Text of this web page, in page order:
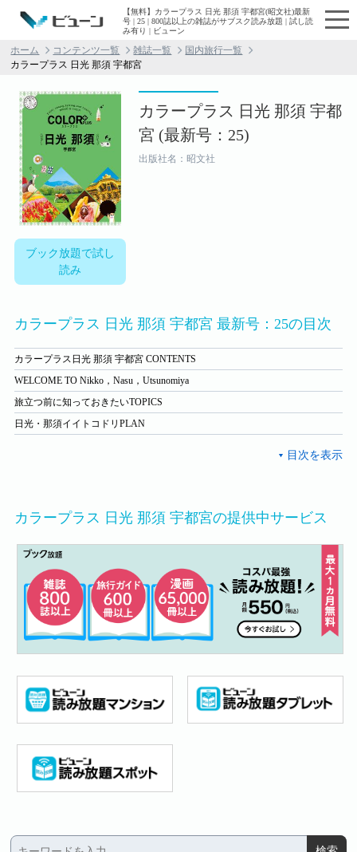
【無料】カラープラス 日光 那須 宇都宮(昭文社)最新
号 | 25 | 800誌以上の雑誌がサブスク読み放題 | 試し読
み有り | ビューン
ホーム コンテンツ一覧 雑誌一覧
国内旅行一覧
カラープラス 日光 那須 宇都宮
ブック放題で試し
読み
カラープラス 日光 那須 宇都
宮 (最新号：25)
出版社名：昭文社
カラープラス 日光 那須 宇都宮 最新号：25の目次
カラープラス日光 那須 宇都宮 CONTENTS
WELCOME TO Nikko，Nasu，Utsunomiya
旅立つ前に知っておきたいTOPICS
日光・那須イイトコドリPLAN
カラープラス 日光 那須 宇都宮の提供中サービス